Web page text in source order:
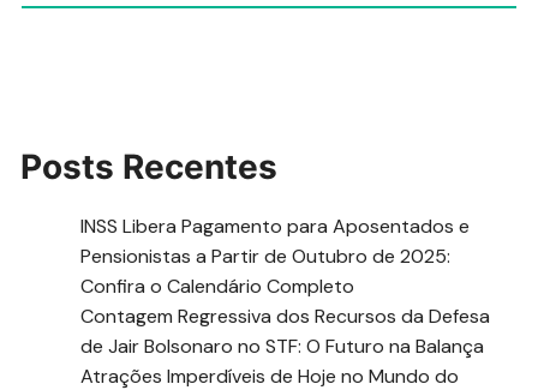
Posts Recentes
INSS Libera Pagamento para Aposentados e
Pensionistas a Partir de Outubro de 2025:
Confira o Calendário Completo
Contagem Regressiva dos Recursos da Defesa
de Jair Bolsonaro no STF: O Futuro na Balança
Atrações Imperdíveis de Hoje no Mundo do